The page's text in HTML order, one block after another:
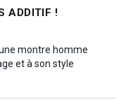
ADDITIF !
montre homme
et à son style